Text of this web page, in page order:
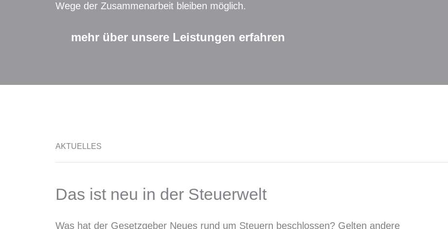
Wege der Zusammenarbeit bleiben möglich.
mehr über unsere Leistungen erfahren
AKTUELLES
Das ist neu in der Steuerwelt
Was hat der Gesetzgeber Neues rund um Steuern beschlossen? Gelten andere